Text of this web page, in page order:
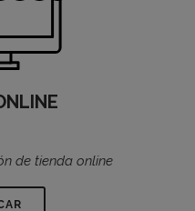
de tienda online